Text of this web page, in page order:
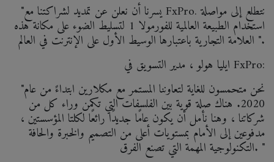
"يسرنا أن نعلن عن تمديد لشراكتنا مع FxPro. نتطلع إلى مواصلة
استخدام الطبيعة العالمية للفورمولا 1 لتسليط الضوء على مكانة هذه
العلامة التجارية باعتبارها الوسيط الأول على الإنترنت في العالم ".
ايليا هولو ، مدير التسويق في FxPro:
"نحن متحمسون للغاية لتعاوننا المستمر مع مكلارين ابتداءً من عام
2020. هناك صلة قوية بين الفلسفات التي تكمن وراء كل من
شركاتنا ، وهنا نأمل أن يكون عامًا جديدًا رائعًا لكلتا المؤسستين ،
مدفوعين إلى الأمام بمستويات أعلى من التصميم والخبرة والحافة
التكنولوجية المهمة التي تصنع الفرق. "